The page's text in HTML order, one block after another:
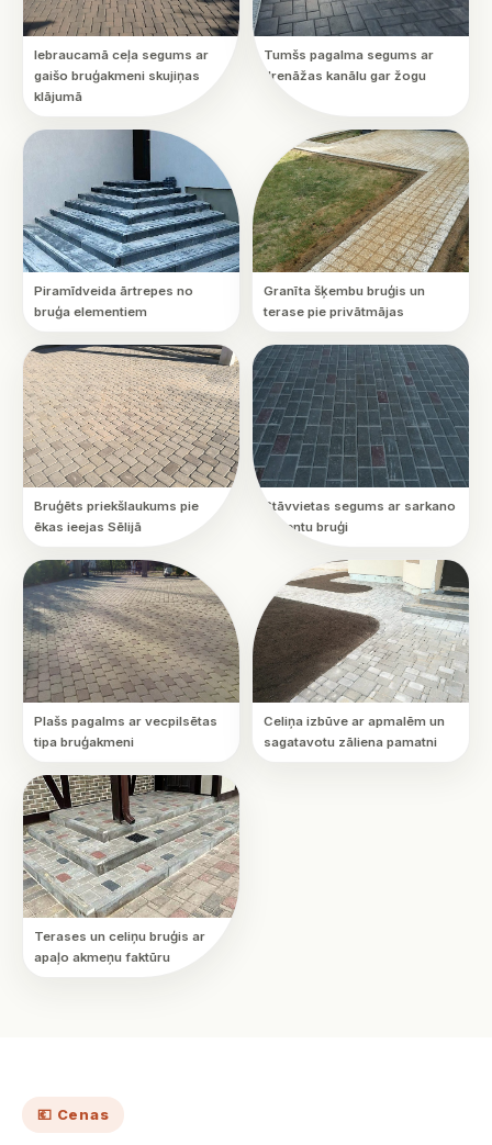
Iebraucamā ceļa segums ar
gaišo bruģakmeni skujiņas
klājumā
Tumšs pagalma segums ar
drenāžas kanālu gar žogu
Piramīdveida ārtrepes no
bruģa elementiem
Granīta šķembu bruģis un
terase pie privātmājas
Bruģēts priekšlaukums pie
ēkas ieejas Sēlijā
Stāvvietas segums ar sarkano
akcentu bruģi
Plašs pagalms ar vecpilsētas
tipa bruģakmeni
Celiņa izbūve ar apmalēm un
sagatavotu zāliena pamatni
Terases un celiņu bruģis ar
apaļo akmeņu faktūru
💶 Cenas